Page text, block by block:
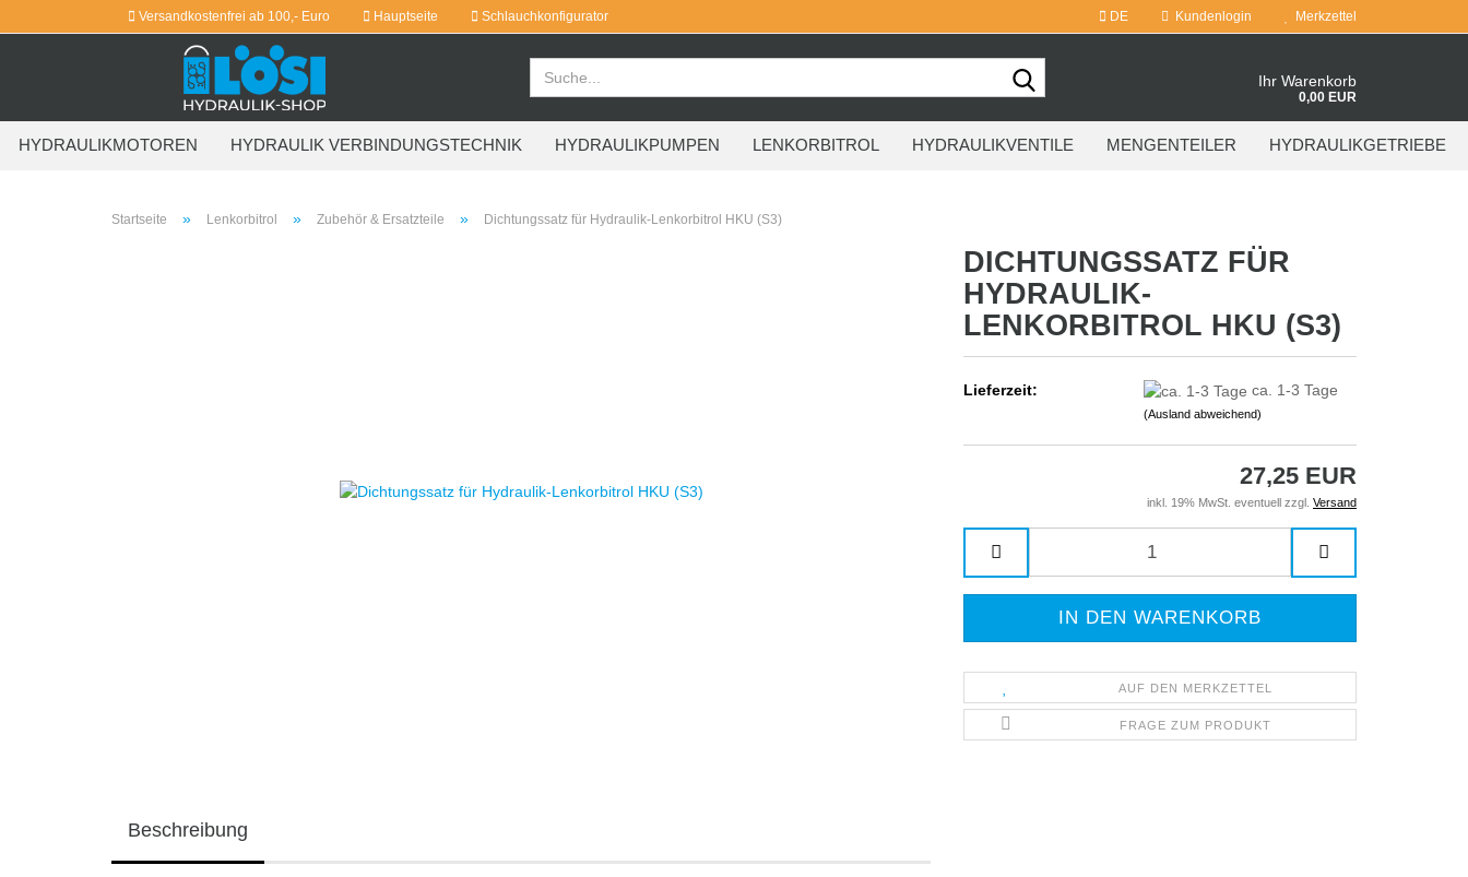
Versandkostenfrei ab 100,- Euro Hauptseite Schlauchkonfigurator DE Kundenlogin Merkzettel
Ihr Warenkorb
0,00 EUR
HYDRAULIKMOTOREN HYDRAULIK VERBINDUNGSTECHNIK HYDRAULIKPUMPEN LENKORBITROL HYDRAULIKVENTILE MENGENTEILER HYDRAULIKGETRIEBE
Startseite » Lenkorbitrol » Zubehör & Ersatzteile » Dichtungssatz für Hydraulik-Lenkorbitrol HKU (S3)
DICHTUNGSSATZ FÜR
HYDRAULIK-
LENKORBITROL HKU (S3)
Lieferzeit: ca. 1-3 Tage
(Ausland abweichend)
27,25 EUR
inkl. 19% MwSt. eventuell zzgl. Versand
AUF DEN MERKZETTEL
FRAGE ZUM PRODUKT
Beschreibung